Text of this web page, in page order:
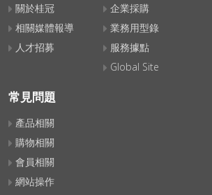
關於桂冠
相關媒體報導
人才招募
企業採購
業務用型錄
服務據點
Global Site
常見問題
產品相關
購物相關
會員相關
網站操作